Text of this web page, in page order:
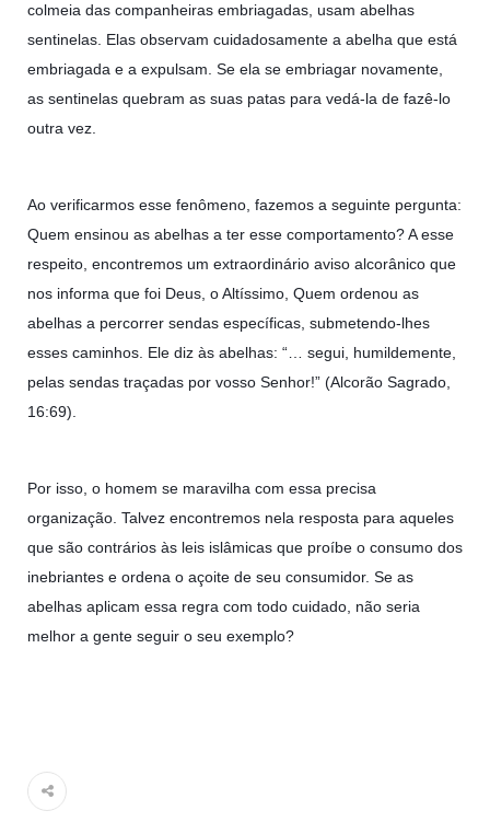
colmeia das companheiras embriagadas, usam abelhas
sentinelas. Elas observam cuidadosamente a abelha que está
embriagada e a expulsam. Se ela se embriagar novamente,
as sentinelas quebram as suas patas para vedá-la de fazê-lo
outra vez.
Ao verificarmos esse fenômeno, fazemos a seguinte pergunta:
Quem ensinou as abelhas a ter esse comportamento? A esse
respeito, encontremos um extraordinário aviso alcorânico que
nos informa que foi Deus, o Altíssimo, Quem ordenou as
abelhas a percorrer sendas específicas, submetendo-lhes
esses caminhos. Ele diz às abelhas: “… segui, humildemente,
pelas sendas traçadas por vosso Senhor!” (Alcorão Sagrado,
16:69).
Por isso, o homem se maravilha com essa precisa
organização. Talvez encontremos nela resposta para aqueles
que são contrários às leis islâmicas que proíbe o consumo dos
inebriantes e ordena o açoite de seu consumidor. Se as
abelhas aplicam essa regra com todo cuidado, não seria
melhor a gente seguir o seu exemplo?